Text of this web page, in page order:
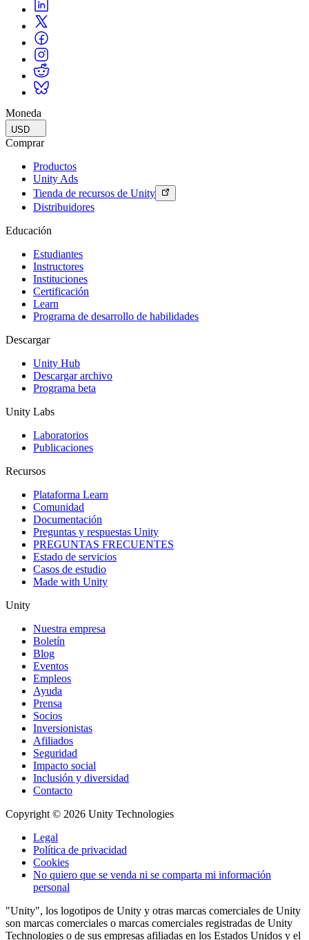
Moneda
USD
Comprar
Productos
Unity Ads
Tienda de recursos de Unity
Distribuidores
Educación
Estudiantes
Instructores
Instituciones
Certificación
Learn
Programa de desarrollo de habilidades
Descargar
Unity Hub
Descargar archivo
Programa beta
Unity Labs
Laboratorios
Publicaciones
Recursos
Plataforma Learn
Comunidad
Documentación
Preguntas y respuestas Unity
PREGUNTAS FRECUENTES
Estado de servicios
Casos de estudio
Made with Unity
Unity
Nuestra empresa
Boletín
Blog
Eventos
Empleos
Ayuda
Prensa
Socios
Inversionistas
Afiliados
Seguridad
Impacto social
Inclusión y diversidad
Contacto
Copyright © 2026 Unity Technologies
Legal
Política de privacidad
Cookies
No quiero que se venda ni se comparta mi información
personal
"Unity", los logotipos de Unity y otras marcas comerciales de Unity
son marcas comerciales o marcas comerciales registradas de Unity
Technologies o de sus empresas afiliadas en los Estados Unidos y el